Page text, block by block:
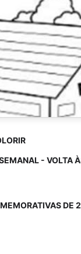
- VOLTA
DE